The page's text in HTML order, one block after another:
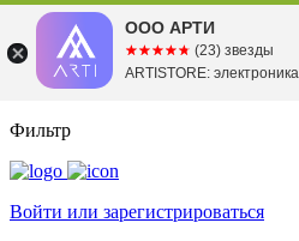
Фильтр
Войти или зарегистрироваться
ООО АРТИ
☆☆☆☆☆
★★★★★ (23) звезды
ARTISTORE: электроника